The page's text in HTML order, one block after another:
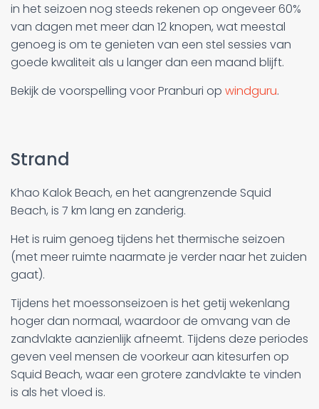
in het seizoen nog steeds rekenen op ongeveer 60%
van dagen met meer dan 12 knopen, wat meestal
genoeg is om te genieten van een stel sessies van
goede kwaliteit als u langer dan een maand blijft.
Bekijk de voorspelling voor Pranburi op windguru.
Strand
Khao Kalok Beach, en het aangrenzende Squid
Beach, is 7 km lang en zanderig.
Het is ruim genoeg tijdens het thermische seizoen
(met meer ruimte naarmate je verder naar het zuiden
gaat).
Tijdens het moessonseizoen is het getij wekenlang
hoger dan normaal, waardoor de omvang van de
zandvlakte aanzienlijk afneemt. Tijdens deze periodes
geven veel mensen de voorkeur aan kitesurfen op
Squid Beach, waar een grotere zandvlakte te vinden
is als het vloed is.